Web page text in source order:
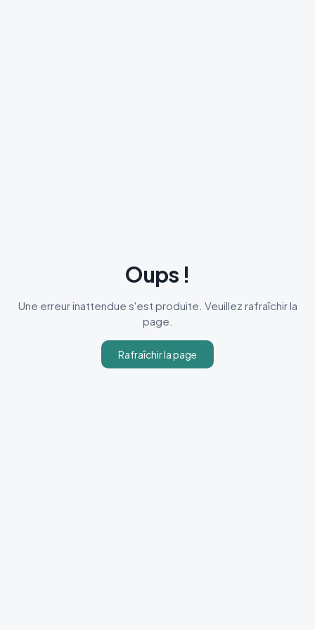
Oups !
Une erreur inattendue s'est produite. Veuillez rafraîchir la
page.
Rafraîchir la page